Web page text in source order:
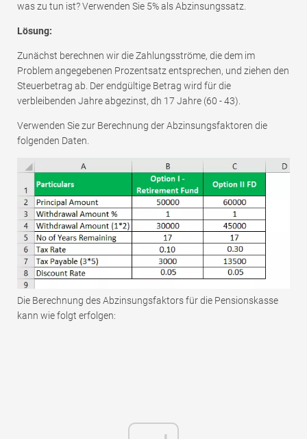
was zu tun ist? Verwenden Sie 5% als Abzinsungssatz.
Lösung:
Zunächst berechnen wir die Zahlungsströme, die dem im
Problem angegebenen Prozentsatz entsprechen, und ziehen den
Steuerbetrag ab. Der endgültige Betrag wird für die
verbleibenden Jahre abgezinst, dh 17 Jahre (60 - 43).
Verwenden Sie zur Berechnung der Abzinsungsfaktoren die
folgenden Daten.
Die Berechnung des Abzinsungsfaktors für die Pensionskasse
kann wie folgt erfolgen: